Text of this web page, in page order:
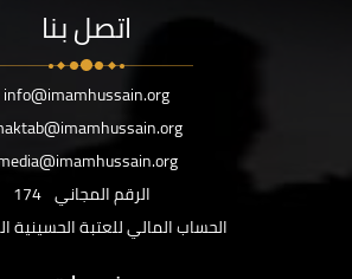
اتصل بنا
info@imamhussain.org
الرقم المجاني 174
الحساب المالي للعتبة